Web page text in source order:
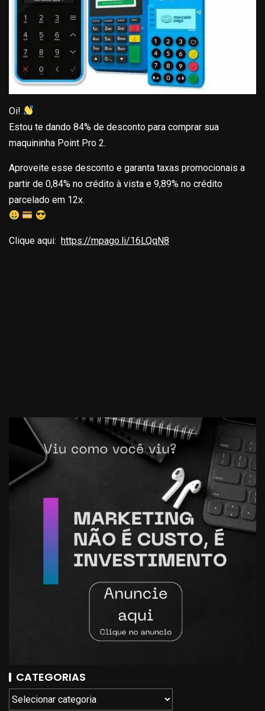
Oi!
Estou te dando 84% de desconto para comprar sua
maquininha Point Pro 2.
Aproveite esse desconto e garanta taxas promocionais a
partir de 0,84% no crédito à vista e 9,89% no crédito
parcelado em 12x.
Clique aqui: https://mpago.li/16LQqN8
CATEGORIAS